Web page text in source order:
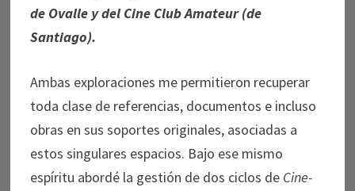
de Ovalle y del Cine Club Amateur (de
Santiago).
Ambas exploraciones me permitieron recuperar
toda clase de referencias, documentos e incluso
obras en sus soportes originales, asociadas a
estos singulares espacios. Bajo ese mismo
espíritu abordé la gestión de dos ciclos de Cine-